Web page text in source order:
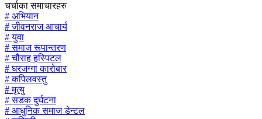
चर्चाका समाचारहरु
# अभियान
# जीवनराज आचार्य
# युवा
# समाज रूपान्तरण
# चौराह हस्पिटल
# घरजग्गा कारोबार
# कपिलवस्तु
# मृत्यु
# सडक दुर्घटना
# आधुनिक समाज डेन्टल